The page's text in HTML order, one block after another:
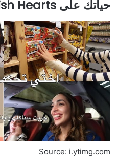
حياتك على Polish Hearts
Source: i.ytimg.com